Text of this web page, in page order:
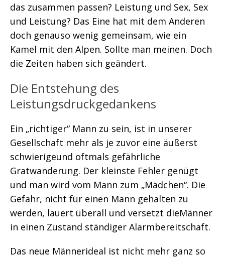
das zusammen passen? Leistung und Sex, Sex
und Leistung? Das Eine hat mit dem Anderen
doch genauso wenig gemeinsam, wie ein
Kamel mit den Alpen. Sollte man meinen. Doch
die Zeiten haben sich geändert.
Die Entstehung des
Leistungsdruckgedankens
Ein „richtiger“ Mann zu sein, ist in unserer
Gesellschaft mehr als je zuvor eine äußerst
schwierigeund oftmals gefährliche
Gratwanderung. Der kleinste Fehler genügt
und man wird vom Mann zum „Mädchen“. Die
Gefahr, nicht für einen Mann gehalten zu
werden, lauert überall und versetzt dieMänner
in einen Zustand ständiger Alarmbereitschaft.
Das neue Männerideal ist nicht mehr ganz so